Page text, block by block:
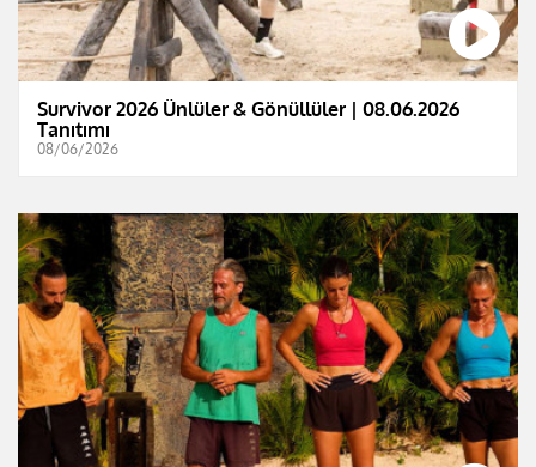
Survivor 2026 Ünlüler & Gönüllüler | 08.06.2026
Tanıtımı
08/06/2026